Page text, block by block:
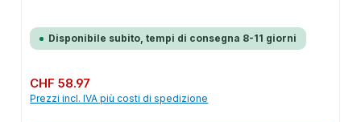
Disponibile subito, tempi di consegna 8-11 giorni
Prezzo normale:
CHF 58.97
Prezzi incl. IVA più costi di spedizione